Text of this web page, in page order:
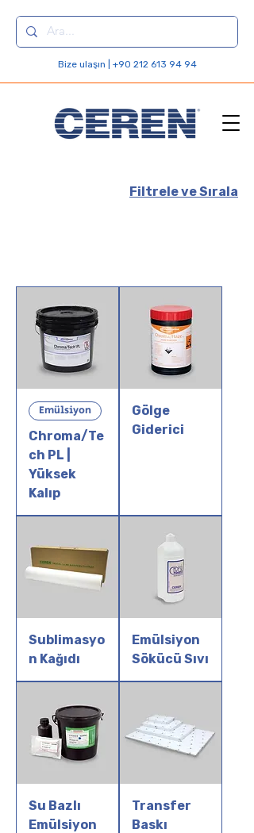
Bize ulaşın | +90 212 613 94 94
Filtrele ve Sırala
Emülsiyon
Chroma/Te
ch PL |
Yüksek
Kalıp
Gölge
Giderici
Sublimasyo
n Kağıdı
Emülsiyon
Sökücü Sıvı
Su Bazlı
Emülsiyon
Transfer
Baskı